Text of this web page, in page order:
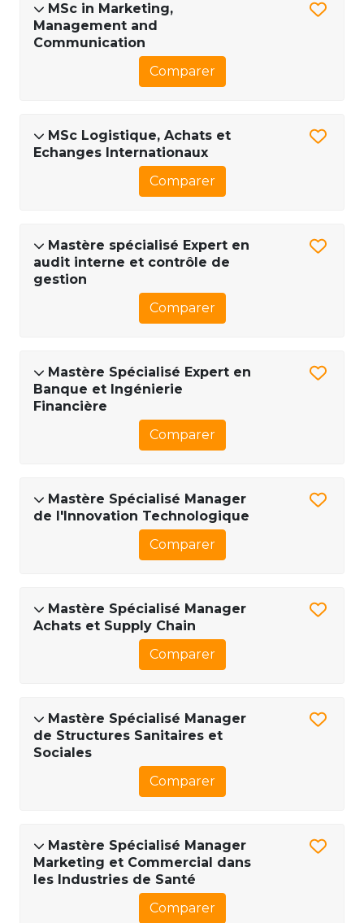
MSc in Marketing,
Management and
Communication
Comparer
MSc Logistique, Achats et
Echanges Internationaux
Comparer
Mastère spécialisé Expert en
audit interne et contrôle de
gestion
Comparer
Mastère Spécialisé Expert en
Banque et Ingénierie
Financière
Comparer
Mastère Spécialisé Manager
de l'Innovation Technologique
Comparer
Mastère Spécialisé Manager
Achats et Supply Chain
Comparer
Mastère Spécialisé Manager
de Structures Sanitaires et
Sociales
Comparer
Mastère Spécialisé Manager
Marketing et Commercial dans
les Industries de Santé
Comparer